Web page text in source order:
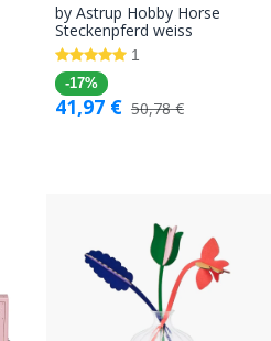
In den
Warenkorb
by Astrup Hobby Horse
Steckenpferd weiss
1
-17%
41,97€ 50,78€